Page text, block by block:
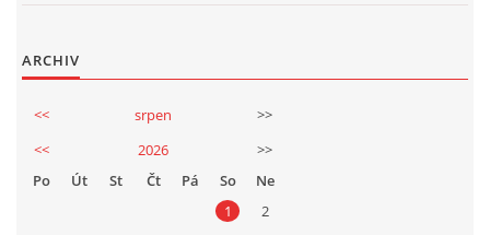
ARCHIV
<< srpen
>>
<<
2026
>>
Po
Út St Čt Pá So
Ne
1
2